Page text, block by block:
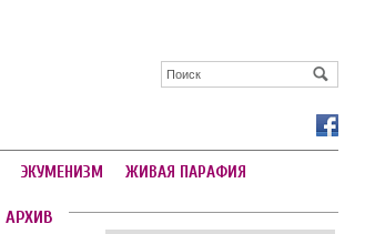
ЭКУМЕНИЗМ ЖИВАЯ ПАРАФИЯ
АРХИВ